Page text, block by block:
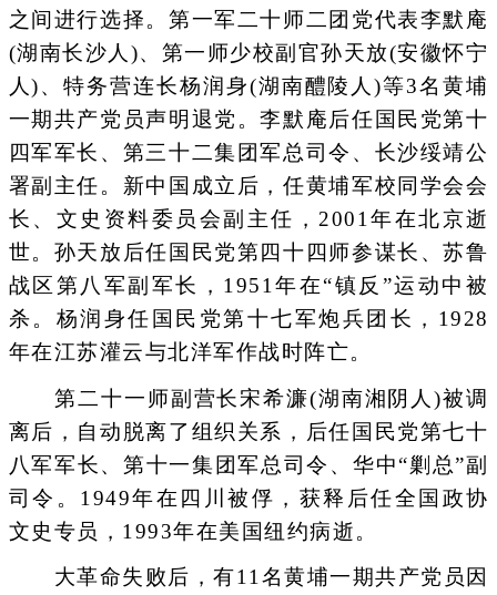
之间进行选择。第一军二十师二团党代表李默庵
(湖南长沙人)、第一师少校副官孙天放(安徽怀宁
人)、特务营连长杨润身(湖南醴陵人)等3名黄埔
一期共产党员声明退党。李默庵后任国民党第十
四军军长、第三十二集团军总司令、长沙绥靖公
署副主任。新中国成立后，任黄埔军校同学会会
长、文史资料委员会副主任，2001年在北京逝
世。孙天放后任国民党第四十四师参谋长、苏鲁
战区第八军副军长，1951年在“镇反”运动中被
杀。杨润身任国民党第十七军炮兵团长，1928
年在江苏灌云与北洋军作战时阵亡。
第二十一师副营长宋希濂(湖南湘阴人)被调
离后，自动脱离了组织关系，后任国民党第七十
八军军长、第十一集团军总司令、华中“剿总”副
司令。1949年在四川被俘，获释后任全国政协
文史专员，1993年在美国纽约病逝。
大革命失败后，有11名黄埔一期共产党员因